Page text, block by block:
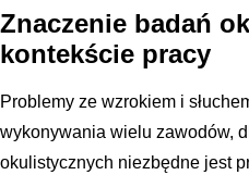
Znaczenie badań
kontekście pracy
Problemy ze wzrokiem i
wykonywania wielu zawodów,
okulistycznych niezbędne jest